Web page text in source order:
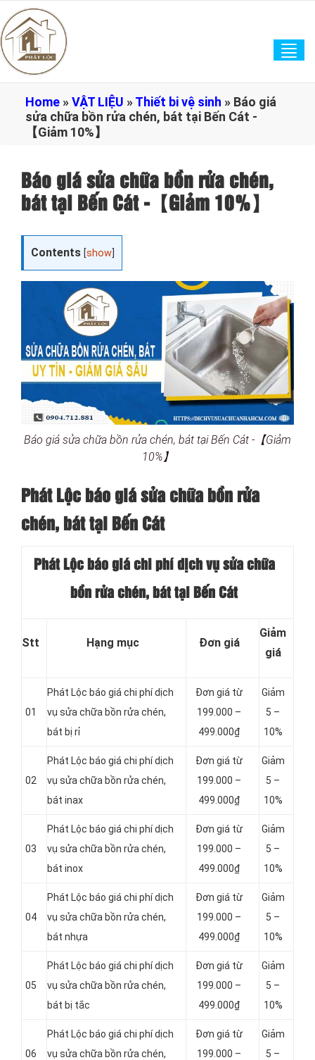
Home »VẬT LIỆU »Thiết bi vệ sinh » Báo giá
sửa chữa bồn rửa chén, bát tại Bến Cát -
【Giảm 10%】
Báo giá sửa chữa bồn rửa chén,
bát tại Bến Cát -【Giảm 10%】
Contents [show
Báo giá sửa chữa bồn rửa chén, bát tại Bến Cát -【Giảm
10%】
Phát Lộc báo giá sửa chữa bồn rửa
chén, bát tại Bến Cát
Phát Lộc báo giá chi phí dịch vụ sửa chữa
bồn rửa chén, bát tại Bến Cát
Stt Hạng mục Đơn giá
Giảm
giá
01
Phát Lộc báo giá chi phí dịch
vụ sửa chữa bồn rửa chén,
bát bị rỉ
Đơn giá từ
199.000 –
499.000₫
Giảm
5 –
10%
02
Phát Lộc báo giá chi phí dịch
vụ sửa chữa bồn rửa chén,
bát inax
Đơn giá từ
199.000 –
499.000₫
Giảm
5 –
10%
03
Phát Lộc báo giá chi phí dịch
vụ sửa chữa bồn rửa chén,
bát inox
Đơn giá từ
199.000 –
499.000₫
Giảm
5 –
10%
04
Phát Lộc báo giá chi phí dịch
vụ sửa chữa bồn rửa chén,
bát nhựa
Đơn giá từ
199.000 –
499.000₫
Giảm
5 –
10%
05
Phát Lộc báo giá chi phí dịch
vụ sửa chữa bồn rửa chén,
bát bị tắc
Đơn giá từ
199.000 –
499.000₫
Giảm
5 –
10%
06
Phát Lộc báo giá chi phí dịch
vụ sửa chữa bồn rửa chén,
Đơn giá từ
199.000 –
Giảm
5 –